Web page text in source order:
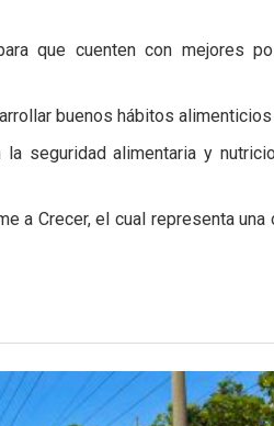
que cuenten con mejores
buenos hábitos
seguridad alimentaria y
a Crecer, el cual representa